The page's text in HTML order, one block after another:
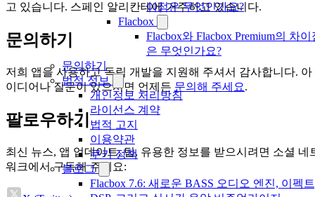
이점은 무엇인가요?
Flacbox
Flacbox와 Flacbox Premium의 차이
은 무엇인가요?
문의하기
법적 정보
개인정보 처리방침
라이선스 계약
법적 고지
이용약관
쿠키 정책
블로그
Flacbox 7.6: 새로운 BASS 오디오 엔진, 이펙
고 있습니다. 스페인 알리칸테에 거주하고 있습니다.
문의하기
저희 앱을 사용하고 독립 개발을 지원해 주셔서 감사합니다. 아
이디어나 질문이 있으시면 언제든 문의해 주세요.
팔로우하기
최신 뉴스, 앱 업데이트, 팁, 유용한 정보를 받으시려면 소셜 네
워크에서 구독해 주세요: